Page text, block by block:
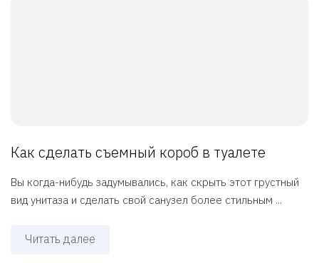
Как сделать съемный короб в туалете
Вы когда-нибудь задумывались, как скрыть этот грустный
вид унитаза и сделать свой санузел более стильным ...
Читать далее